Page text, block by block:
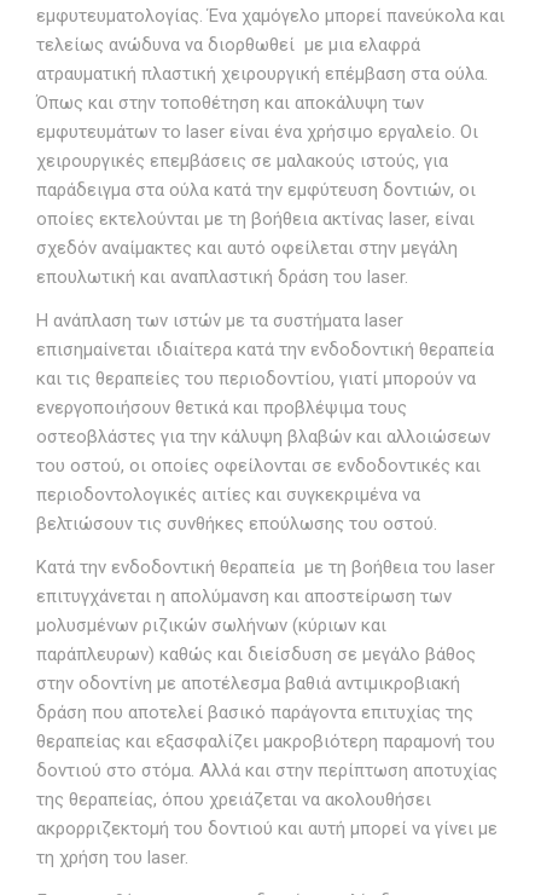
εμφυτευματολογίας. Ένα χαμόγελο μπορεί πανεύκολα και
τελείως ανώδυνα να διορθωθεί με μια ελαφρά
ατραυματική πλαστική χειρουργική επέμβαση στα ούλα.
Όπως και στην τοποθέτηση και αποκάλυψη των
εμφυτευμάτων το laser είναι ένα χρήσιμο εργαλείο. Οι
χειρουργικές επεμβάσεις σε μαλακούς ιστούς, για
παράδειγμα στα ούλα κατά την εμφύτευση δοντιών, οι
οποίες εκτελούνται με τη βοήθεια ακτίνας laser, είναι
σχεδόν αναίμακτες και αυτό οφείλεται στην μεγάλη
επουλωτική και αναπλαστική δράση του laser.
Η ανάπλαση των ιστών με τα συστήματα laser
επισημαίνεται ιδιαίτερα κατά την ενδοδοντική θεραπεία
και τις θεραπείες του περιοδοντίου, γιατί μπορούν να
ενεργοποιήσουν θετικά και προβλέψιμα τους
οστεοβλάστες για την κάλυψη βλαβών και αλλοιώσεων
του οστού, οι οποίες οφείλονται σε ενδοδοντικές και
περιοδοντολογικές αιτίες και συγκεκριμένα να
βελτιώσουν τις συνθήκες επούλωσης του οστού.
Κατά την ενδοδοντική θεραπεία με τη βοήθεια του laser
επιτυγχάνεται η απολύμανση και αποστείρωση των
μολυσμένων ριζικών σωλήνων (κύριων και
παράπλευρων) καθώς και διείσδυση σε μεγάλο βάθος
στην οδοντίνη με αποτέλεσμα βαθιά αντιμικροβιακή
δράση που αποτελεί βασικό παράγοντα επιτυχίας της
θεραπείας και εξασφαλίζει μακροβιότερη παραμονή του
δοντιού στο στόμα. Αλλά και στην περίπτωση αποτυχίας
της θεραπείας, όπου χρειάζεται να ακολουθήσει
ακρορριζεκτομή του δοντιού και αυτή μπορεί να γίνει με
τη χρήση του laser.